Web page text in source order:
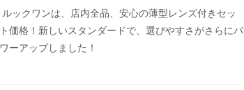
ルックワンは、店内全品、安心の薄型レンズ付きセッ
ト価格！新しいスタンダードで、選びやすさがさらにパ
ワーアップしました！